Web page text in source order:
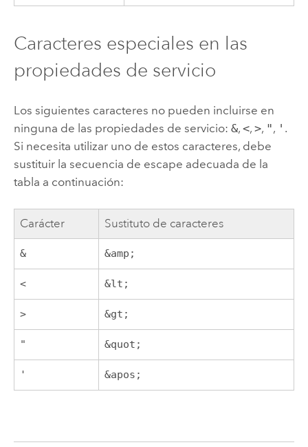
Caracteres especiales en las
propiedades de servicio
Los siguientes caracteres no pueden incluirse en
ninguna de las propiedades de servicio: &, <, >, ", ' .
Si necesita utilizar uno de estos caracteres, debe
sustituir la secuencia de escape adecuada de la
tabla a continuación:
Carácter Sustituto de caracteres
& &amp;
< &lt;
> &gt;
" &quot;
' &apos;